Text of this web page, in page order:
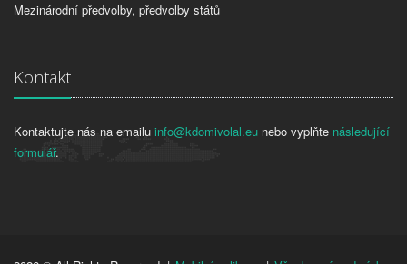
Mezinárodní předvolby, předvolby států
Kontakt
Kontaktujte nás na emailu info@kdomivolal.eu nebo vyplňte následující
formulář.